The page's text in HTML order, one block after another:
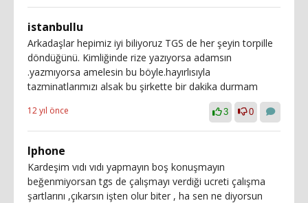
istanbullu
Arkadaşlar hepimiz iyi biliyoruz TGS de her şeyin torpille
döndüğünü. Kimliğinde rize yazıyorsa adamsın
.yazmıyorsa amelesin bu böyle.hayırlısıyla
tazminatlarımızı alsak bu şirkette bir dakika durmam
12 yıl önce 3 0
Iphone
Kardeşim vıdı vıdı yapmayın boş konuşmayın
beğenmiyorsan tgs de çalışmayı verdiği ucreti çalışma
şartlarını ,çıkarsın işten olur biter , ha sen ne diyorsun